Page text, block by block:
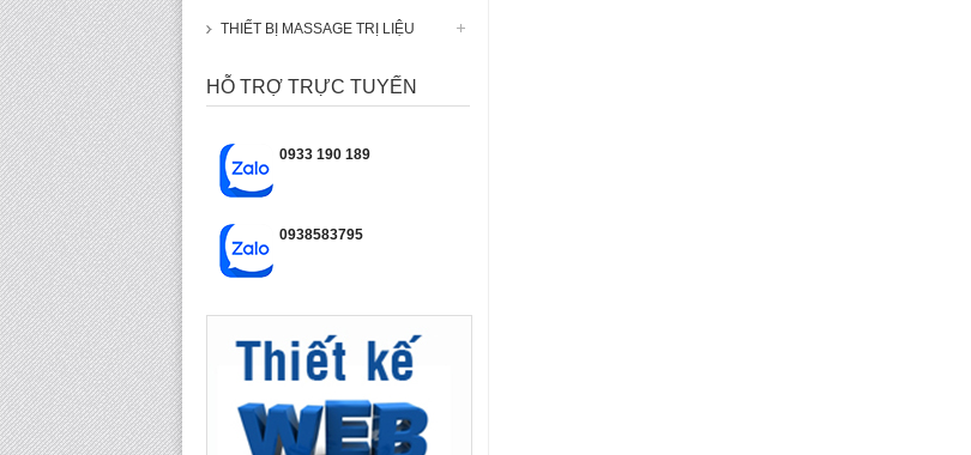
THIẾT BỊ MASSAGE TRỊ LIỆU
HỖ TRỢ TRỰC TUYẾN
0933 190 189
0938583795